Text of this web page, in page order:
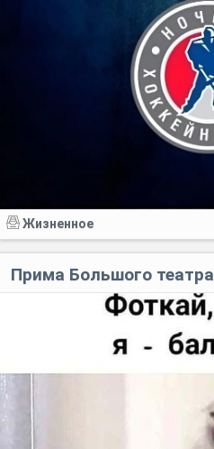
Жизненное
Прима Большого театра